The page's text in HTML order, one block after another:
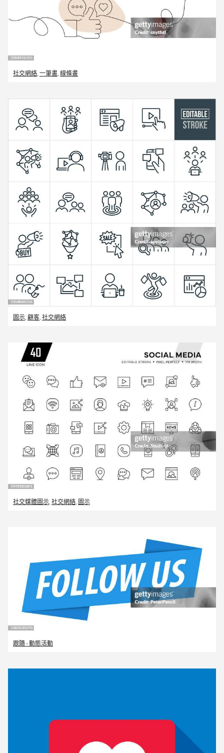
社交網絡, 一筆畫, 線條畫
圖示, 顧客, 社交網絡
社交媒體圖示, 社交網絡, 圖示
跟隨 - 動態活動